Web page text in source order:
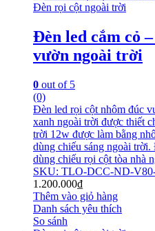
Đèn rọi cột ngoài trời
Đèn led cắm cỏ
vườn ngoài trời
0 out of 5
(0)
Đèn led rọi cột nhôm đúc
xanh ngoài trời được thiết
trời 12w được làm bằng
dùng chiếu sáng ngoài
dùng chiếu rọi cột tòa nhà
SKU: TLO-DCC-ND-
1.200.000₫
Thêm vào giỏ hàng
Danh sách yêu thích
So sánh